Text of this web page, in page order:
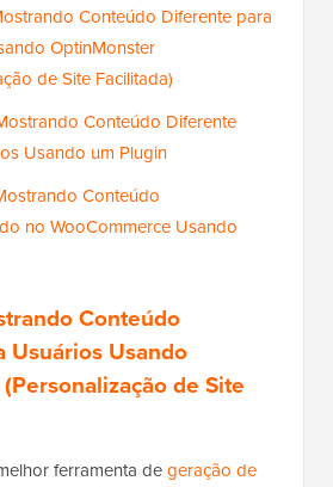
Conteúdo Diferente para
OptinMonster
de Site Facilitada)
Conteúdo Diferente
Usando um Plugin
Conteúdo
no WooCommerce Usando
Conteúdo
Usuários Usando
de Site
ferramenta degeração de